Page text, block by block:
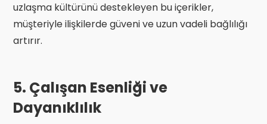
uzlaşma kültürünü destekleyen bu içerikler,
müşteriyle ilişkilerde güveni ve uzun vadeli bağlılığı
artırır.
5. Çalışan Esenliği ve
Dayanıklılık